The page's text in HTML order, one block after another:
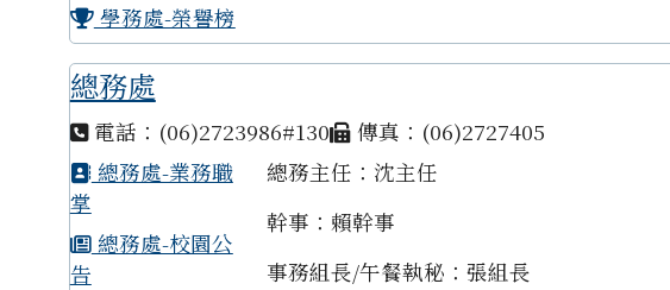
學務處-榮譽榜
總務處
電話：(06)2723986#130
傳真：(06)2727405
總務處-業務職
掌
總務處-校園公
告
總務主任：沈主任
幹事：賴幹事
事務組長/午餐執秘：張組長